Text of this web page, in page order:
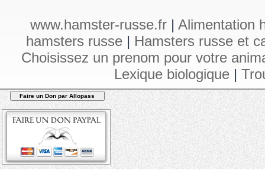
www.hamster-russe.fr | Alimentation
hamsters russe | Hamsters russe et
Choisissez un prenom pour votre
Lexique biologique |